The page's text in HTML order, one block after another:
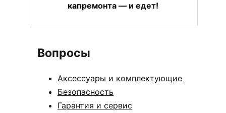
капремонта — и едет!
Вопросы
Аксессуары и комплектующие
Безопасность
Гарантия и сервис